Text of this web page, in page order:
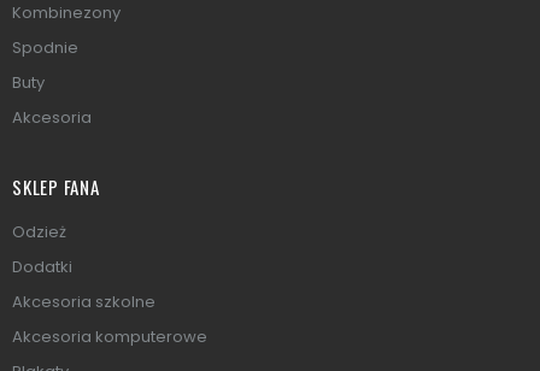
Kombinezony
Spodnie
Buty
Akcesoria
SKLEP FANA
Odzież
Dodatki
Akcesoria szkolne
Akcesoria komputerowe